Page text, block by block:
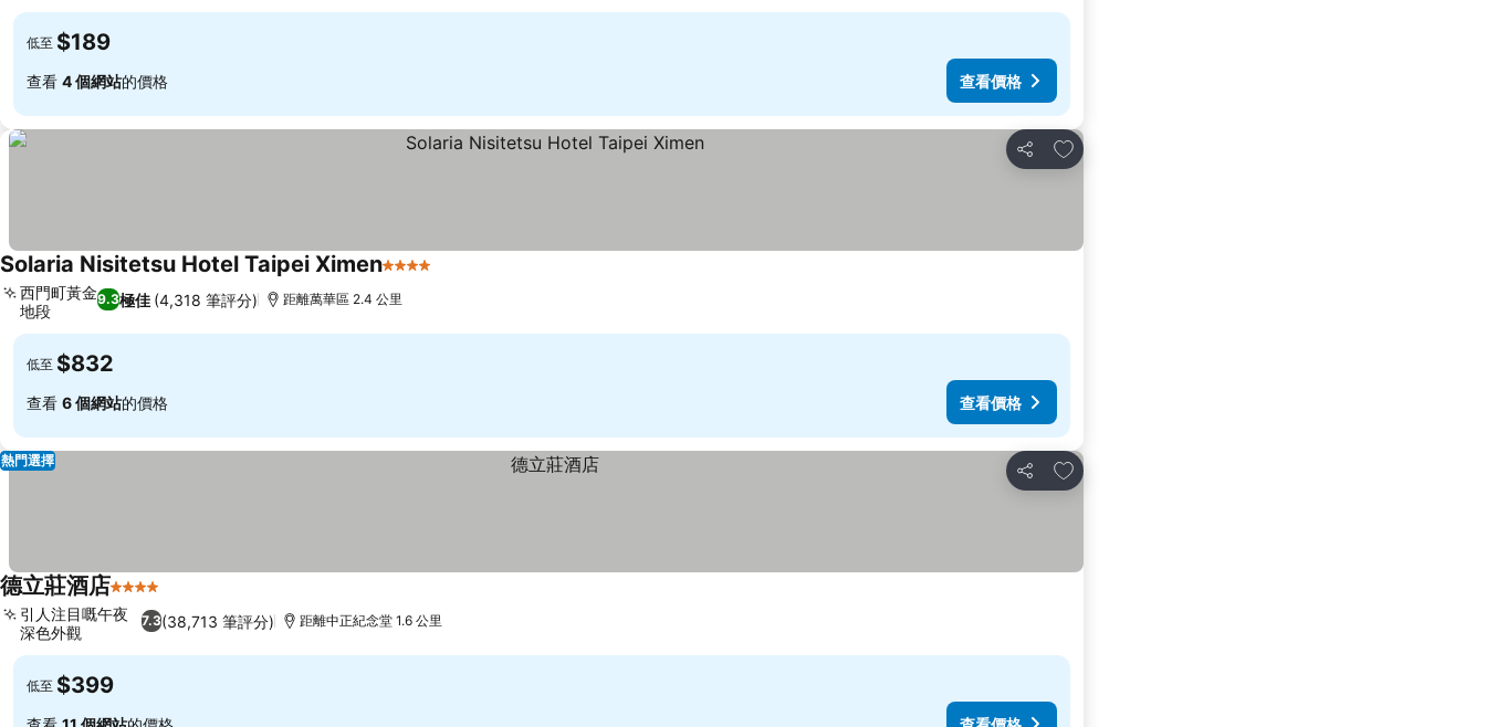
低至 $189
查看 4 個網站的價格 查看價格
分享
放到收藏夾
Solaria Nisitetsu Hotel Taipei Ximen4 星級
9.3極佳 (4,318 筆評分)
西門町黃金
地段
距離萬華區 2.4 公里
低至 $832
查看 6 個網站的價格 查看價格
分享
放到收藏夾
熱門選擇
德立莊酒店4 星級
7.3(38,713 筆評分)
引人注目嘅午夜
深色外觀
距離中正紀念堂 1.6 公里
低至 $399